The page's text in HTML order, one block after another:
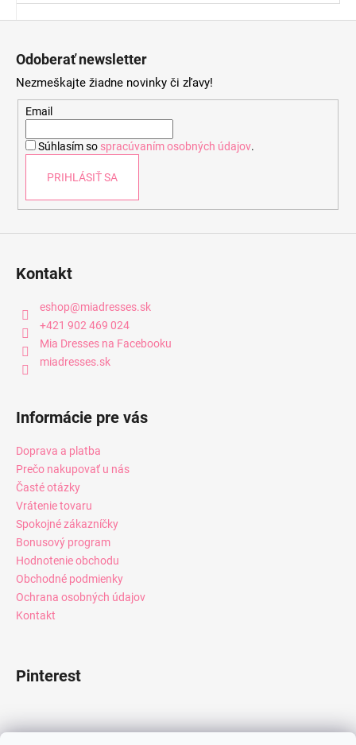
Odoberať newsletter
Nezmeškajte žiadne novinky či zľavy!
Email
Súhlasím so spracúvaním osobných údajov.
PRIHLÁSIŤ SA
Kontakt
eshop@miadresses.sk
+421 902 469 024
Mia Dresses na Facebooku
miadresses.sk
Informácie pre vás
Doprava a platba
Prečo nakupovať u nás
Časté otázky
Vrátenie tovaru
Spokojné zákazníčky
Bonusový program
Hodnotenie obchodu
Obchodné podmienky
Ochrana osobných údajov
Kontakt
Pinterest